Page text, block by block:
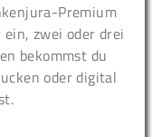
Premium
zwei oder drei
bekommst du
oder digital